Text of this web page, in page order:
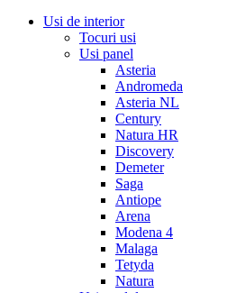
Usi de interior
Tocuri usi
Usi panel
Asteria
Andromeda
Asteria NL
Century
Natura HR
Discovery
Demeter
Saga
Antiope
Arena
Modena 4
Malaga
Tetyda
Natura